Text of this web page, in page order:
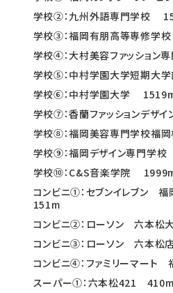
学校②：九州外語専門学校
学校③：福岡有朋高等専修学
学校④：大村美容ファッショ
学校⑤：中村学園大学短期大
学校⑥：中村学園大学
学校⑦：香蘭ファッションデ
学校⑧：福岡美容専門学校福
学校⑨：福岡デザイン専門学
学校⑩：C&S音楽学院
コンビニ①：セブンイレブン
151m
コンビニ②：ローソン 六本
コンビニ③：ローソン 六本
コンビニ④：ファミリーマー
スーパー①：六本松421 410m